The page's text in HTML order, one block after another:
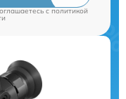
cполитикой